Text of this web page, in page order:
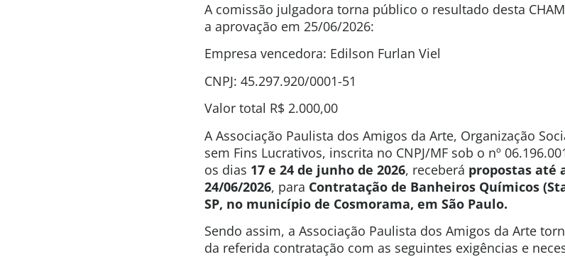
A comissão julgadora torna público o resultado desta
a aprovação em 25/06/2026:
Empresa vencedora: Edilson Furlan Viel
CNPJ: 45.297.920/0001-51
Valor total R$ 2.000,00
A Associação Paulista dos Amigos da Arte, Organização
sem Fins Lucrativos, inscrita no CNPJ/MF sob o nº
os dias 17 e 24 de junho de 2026, receberá propostas até
24/06/2026, para Contratação de Banheiros Químicos
SP, no município de Cosmorama, em São Paulo.
Sendo assim, a Associação Paulista dos Amigos da Arte
da referida contratação com as seguintes exigências e